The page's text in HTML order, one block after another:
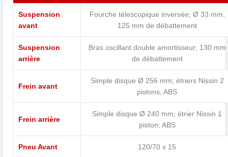
Suspension
avant
Fourche télescopique inversée; Ø 33 mm;
125 mm de débattement
Suspension
arrière
Bras oscillant double amortisseur; 130 mm
de débattement
Frein avant
Simple disque Ø 256 mm; étriers Nissin 2
pistons; ABS
Frein arrière
Simple disque Ø 240 mm; étrier Nissin 1
piston; ABS
Pneu Avant 120/70 x 15